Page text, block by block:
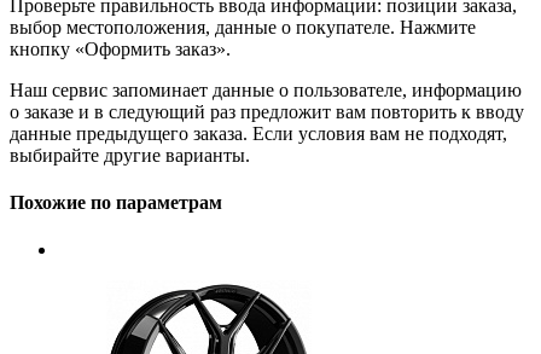
Проверьте правильность ввода информации: позиции заказа,
выбор местоположения, данные о покупателе. Нажмите
кнопку «Оформить заказ».
Наш сервис запоминает данные о пользователе, информацию
о заказе и в следующий раз предложит вам повторить к вводу
данные предыдущего заказа. Если условия вам не подходят,
выбирайте другие варианты.
Похожие по параметрам